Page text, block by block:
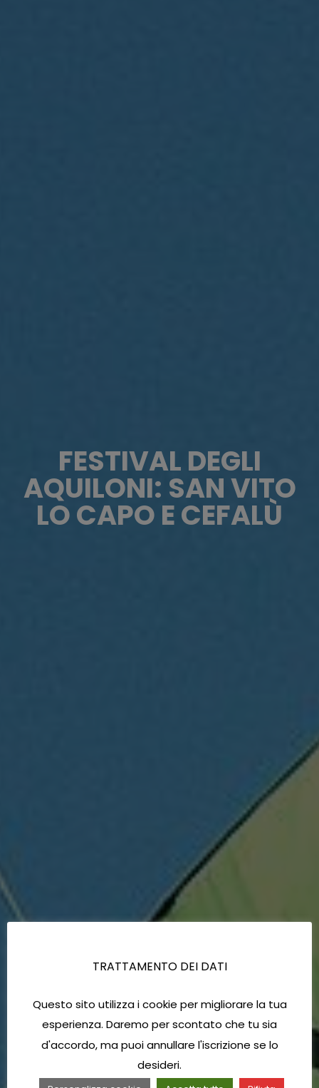
FESTIVAL DEGLI
AQUILONI: SAN VITO
LO CAPO E CEFALÙ
TRATTAMENTO DEI DATI
Questo sito utilizza i cookie per migliorare la tua
esperienza. Daremo per scontato che tu sia
d'accordo, ma puoi annullare l'iscrizione se lo
desideri.